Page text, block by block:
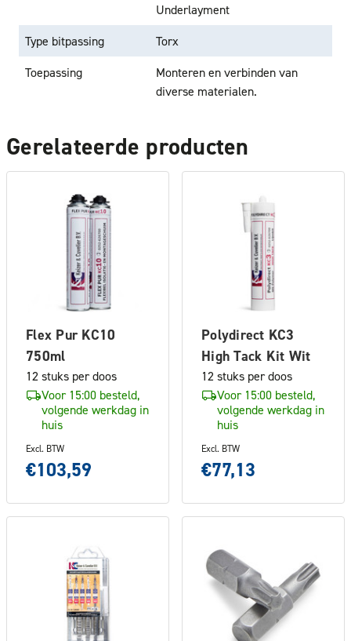
Underlayment
Type bitpassing
Torx
Toepassing
Monteren en verbinden van
diverse materialen.
Gerelateerde producten
Flex Pur KC10
750ml
12 stuks per doos
Voor 15:00 besteld,
volgende werkdag in
huis
Excl. BTW
€103,59
Polydirect KC3
High Tack Kit Wit
12 stuks per doos
Voor 15:00 besteld,
volgende werkdag in
huis
Excl. BTW
€77,13